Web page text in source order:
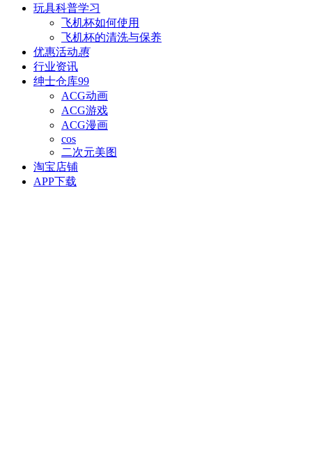
玩具科普学习
飞机杯如何使用
飞机杯的清洗与保养
优惠活动惠
行业资讯
绅士仓库99
ACG动画
ACG游戏
ACG漫画
cos
二次元美图
淘宝店铺
APP下载